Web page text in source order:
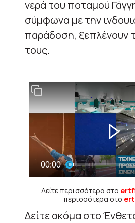
νερά του ποταμού
σύμφωνα με την
παράδοση, ξεπλένουν
τους.
Δείτε περισσότερα στο
περισσότερα στο
Δείτε ακόμα στο